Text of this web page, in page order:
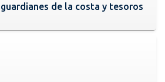
de la costa y tesoros